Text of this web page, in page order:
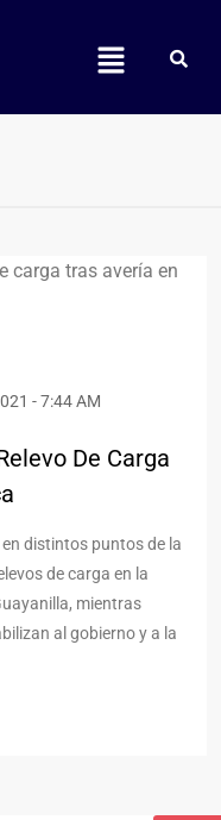
- 7:44 AM
De Carga
distintos puntos de la
de carga en la
mientras
al gobierno y a la